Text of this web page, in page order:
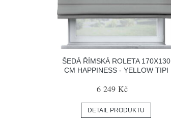
ŠEDÁ ŘÍMSKÁ ROLETA 170X130
CM HAPPINESS - YELLOW TIPI
6 249 Kč
DETAIL PRODUKTU